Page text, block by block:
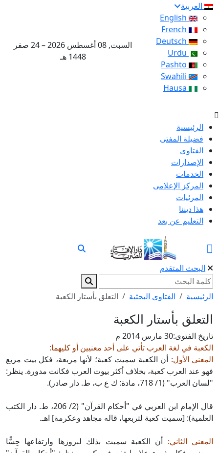
العربية
السبت, 08 أغسطس 2026 – 24 صفر
1448 هـ
الرئيسية
فضيلة المفتى
الفتاوى
الإصدارات
الخدمات
المركز الإعلامى
المرئيات
هذا ديننا
التعليم عن بعد
البحث المتقدم
الرئيسية الفتاوى البحثية التعلق بأستار الكعبة
التعلق بأستار الكعبة
تاريخ الفتوى:30 مارس 2014 م
الكعبة في لغة العرب تأتي على أحد معنيين أو كليهما:
المعنى الأول: أن الكعبة سميت كعبة؛ لأنها مربعة، فكل بيت مربع
فهو عند العرب كعبة، بخلاف أكثر بيوت العرب فكانت مدورة. ينظر:
"لسان العرب" (1/ 718، مادة: ك ع ب، ط. دار صادر).
قال الإمام ابن العربي في "أحكام القرآن" (2/ 206، ط. دار الكتب
العلمية): [سميت كعبة لتربعها، قاله مجاهد وعكرمة] اهـ.
المعنى الثاني: أن الكعبة سميت بذلك لبروزها وارتفاعها حِسًّا